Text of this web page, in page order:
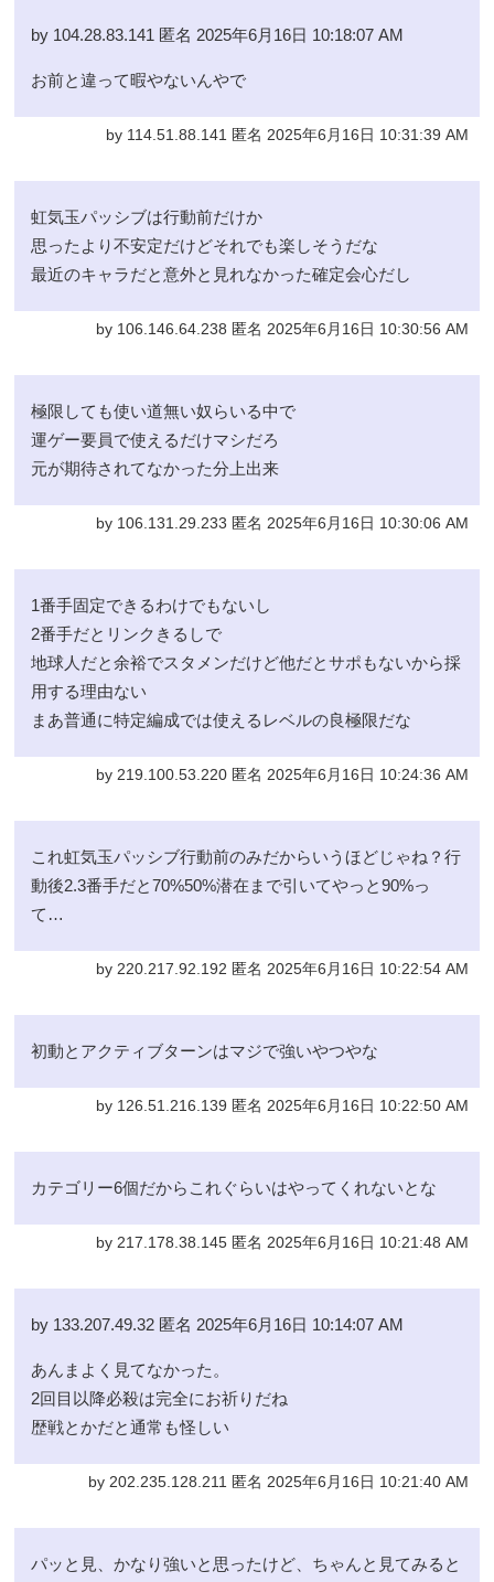
by 104.28.83.141 匿名 2025年6月16日 10:18:07 AM
お前と違って暇やないんやで
by 114.51.88.141 匿名 2025年6月16日 10:31:39 AM
虹気玉パッシブは行動前だけか
思ったより不安定だけどそれでも楽しそうだな
最近のキャラだと意外と見れなかった確定会心だし
by 106.146.64.238 匿名 2025年6月16日 10:30:56 AM
極限しても使い道無い奴らいる中で
運ゲー要員で使えるだけマシだろ
元が期待されてなかった分上出来
by 106.131.29.233 匿名 2025年6月16日 10:30:06 AM
1番手固定できるわけでもないし
2番手だとリンクきるしで
地球人だと余裕でスタメンだけど他だとサポもないから採
用する理由ない
まあ普通に特定編成では使えるレベルの良極限だな
by 219.100.53.220 匿名 2025年6月16日 10:24:36 AM
これ虹気玉パッシブ行動前のみだからいうほどじゃね？行
動後2.3番手だと70%50%潜在まで引いてやっと90%っ
て…
by 220.217.92.192 匿名 2025年6月16日 10:22:54 AM
初動とアクティブターンはマジで強いやつやな
by 126.51.216.139 匿名 2025年6月16日 10:22:50 AM
カテゴリー6個だからこれぐらいはやってくれないとな
by 217.178.38.145 匿名 2025年6月16日 10:21:48 AM
by 133.207.49.32 匿名 2025年6月16日 10:14:07 AM
あんまよく見てなかった。
2回目以降必殺は完全にお祈りだね
歴戦とかだと通常も怪しい
by 202.235.128.211 匿名 2025年6月16日 10:21:40 AM
パッと見、かなり強いと思ったけど、ちゃんと見てみると